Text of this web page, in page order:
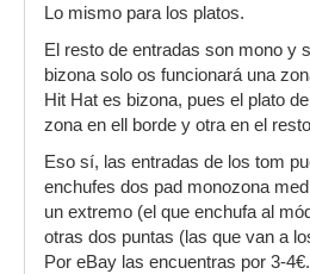
Lo mismo para los platos.
El resto de entradas son mono y
bizona solo os funcionará una
Hit Hat es bizona, pues el plato
zona en ell borde y otra en el
Eso sí, las entradas de los tom
enchufes dos pad monozona
un extremo (el que enchufa al
otras dos puntas (las que van a
Por eBay las encuentras por 3-